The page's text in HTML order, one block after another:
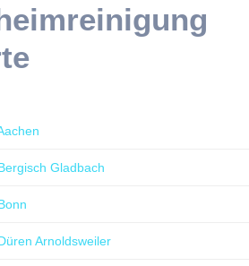
Gladbach
Arnoldsweiler